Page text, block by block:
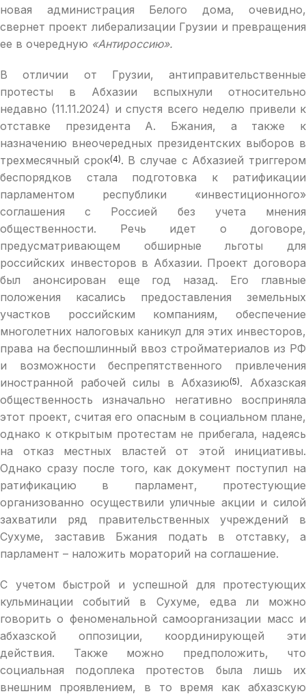
новая администрация Белого дома, очевидно,
свернет проект либерализации Грузии и превращения
ее в очередную «Антироссию».
В отличии от Грузии, антиправительственные
протесты в Абхазии вспыхнули относительно
недавно (11.11.2024) и спустя всего неделю привели к
отставке президента А. Бжания, а также к
назначению внеочередных президентских выборов в
трехмесячный срок(4). В случае с Абхазией триггером
беспорядков стала подготовка к ратификации
парламентом республики «инвестиционного»
соглашения с Россией без учета мнения
общественности. Речь идет о договоре,
предусматривающем обширные льготы для
российских инвесторов в Абхазии. Проект договора
был анонсирован еще год назад. Его главные
положения касались предоставления земельных
участков российским компаниям, обеспечение
многолетних налоговых каникул для этих инвесторов,
права на беспошлинный ввоз стройматериалов из РФ
и возможности беспрепятственного привлечения
иностранной рабочей силы в Абхазию(5). Абхазская
общественность изначально негативно восприняла
этот проект, считая его опасным в социальном плане,
однако к открытым протестам не прибегала, надеясь
на отказ местных властей от этой инициативы.
Однако сразу после того, как документ поступил на
ратификацию в парламент, протестующие
организованно осуществили уличные акции и силой
захватили ряд правительственных учреждений в
Сухуме, заставив Бжания подать в отставку, а
парламент – наложить мораторий на соглашение.
С учетом быстрой и успешной для протестующих
кульминации событий в Сухуме, едва ли можно
говорить о феноменальной самоорганизации масс и
абхазской оппозиции, координирующей эти
действия. Также можно предположить, что
социальная подоплека протестов была лишь их
внешним проявлением, в то время как абхазскую